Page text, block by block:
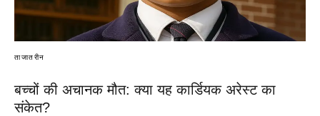
ताजातरीन
बच्चों की अचानक मौत: क्या यह कार्डियक अरेस्ट का
संकेत?